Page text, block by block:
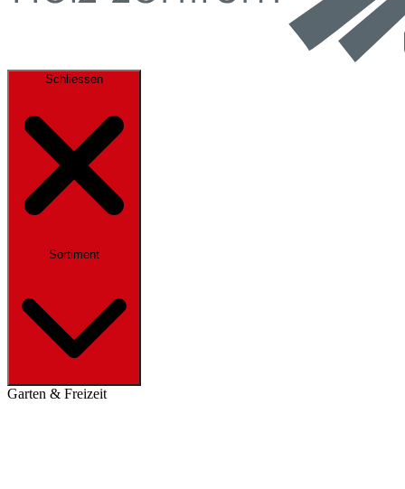
Schliessen
Sortiment
Garten & Freizeit